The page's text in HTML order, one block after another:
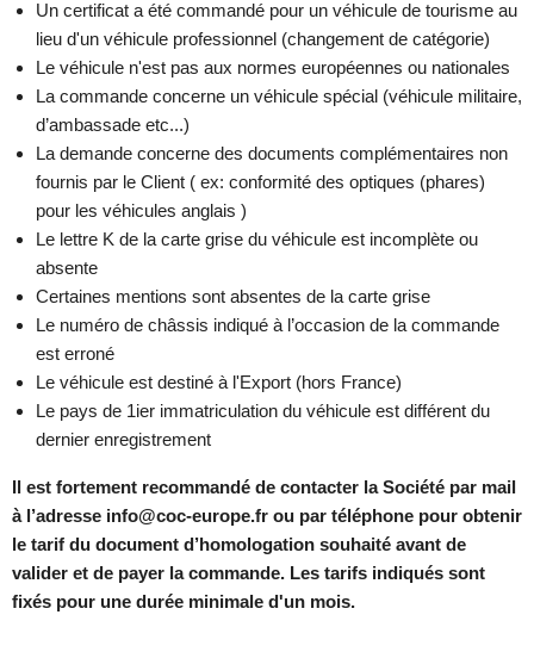
Un certificat a été commandé pour un véhicule de tourisme au
lieu d'un véhicule professionnel (changement de catégorie)
Le véhicule n'est pas aux normes européennes ou nationales
La commande concerne un véhicule spécial (véhicule militaire,
d’ambassade etc...)
La demande concerne des documents complémentaires non
fournis par le Client ( ex: conformité des optiques (phares)
pour les véhicules anglais )
Le lettre K de la carte grise du véhicule est incomplète ou
absente
Certaines mentions sont absentes de la carte grise
Le numéro de châssis indiqué à l’occasion de la commande
est erroné
Le véhicule est destiné à l'Export (hors France)
Le pays de 1ier immatriculation du véhicule est différent du
dernier enregistrement
Il est fortement recommandé de contacter la Société par mail
à l’adresse info@coc-europe.fr ou par téléphone pour obtenir
le tarif du document d’homologation souhaité avant de
valider et de payer la commande. Les tarifs indiqués sont
fixés pour une durée minimale d'un mois.